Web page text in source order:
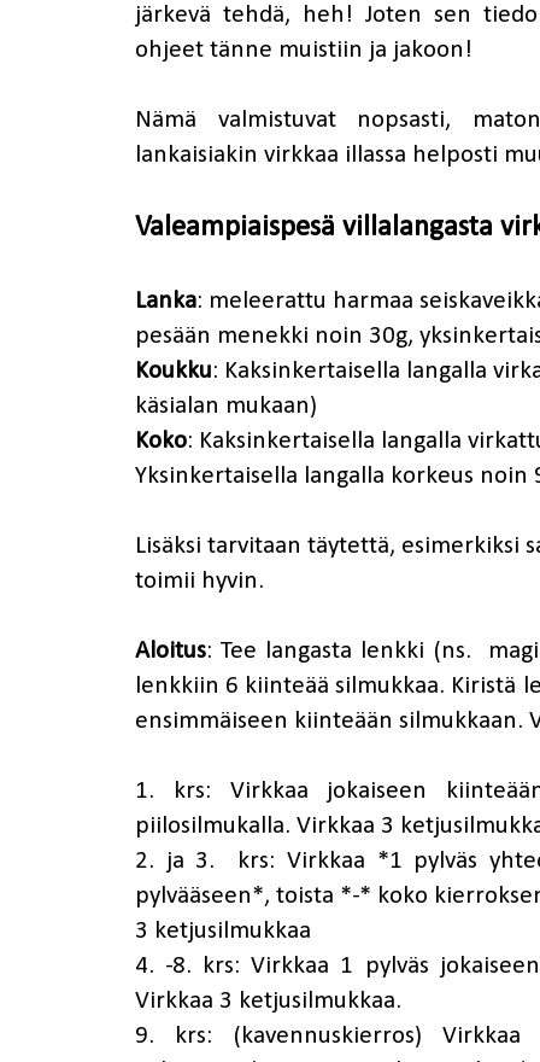
järkevä tehdä, heh! Joten sen
ohjeet tänne muistiin ja jakoon!
Nämä valmistuvat nopsasti,
lankaisiakin virkkaa illassa helposti
Valeampiaispesä villalangasta
Lanka: meleerattu harmaa
pesään menekki noin 30g,
Koukku: Kaksinkertaisella langalla
käsialan mukaan)
Koko: Kaksinkertaisella langalla
Yksinkertaisella langalla korkeus noin
Lisäksi tarvitaan täytettä, esimerkiksi
toimii hyvin.
Aloitus: Tee langasta lenkki (ns.
lenkkiin 6 kiinteää silmukkaa. Kiristä
ensimmäiseen kiinteään silmukkaan.
1. krs: Virkkaa jokaiseen
piilosilmukalla. Virkkaa 3
2. ja 3. krs: Virkkaa *1 pylväs
pylvääseen*, toista *-* koko
3 ketjusilmukkaa
4. -8. krs: Virkkaa 1 pylväs
Virkkaa 3 ketjusilmukkaa.
9. krs: (kavennuskierros)